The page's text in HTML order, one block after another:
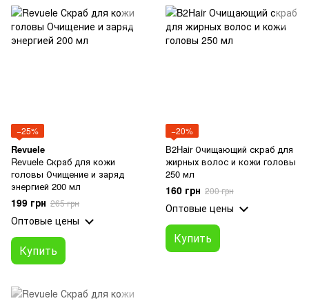
−25%
Revuele
Revuele Скраб для кожи
головы Очищение и заряд
энергией 200 мл
199 грн 265 грн
Оптовые цены
Купить
−20%
B2Hair Очищающий скраб для
жирных волос и кожи головы
250 мл
160 грн 200 грн
Оптовые цены
Купить